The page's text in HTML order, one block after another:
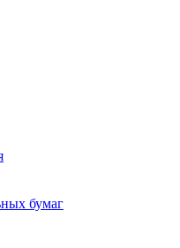
бумаг